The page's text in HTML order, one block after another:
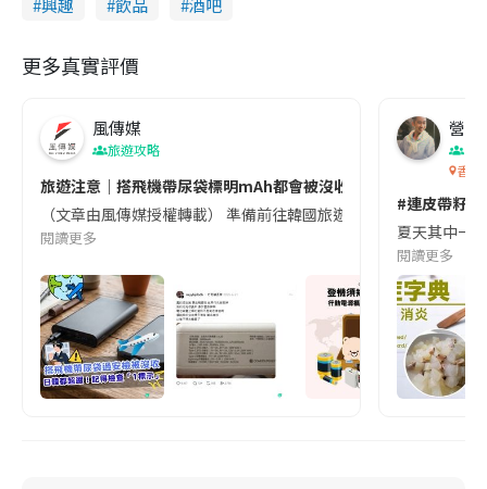
興趣 飲品 酒吧
更多真實評價
風傳媒
旅遊攻略
旅遊注意｜搭飛機帶尿袋標明mAh都會被沒收😱出發前切記檢查
（文章由風傳媒授權轉載） 準備前往韓國旅遊的民眾，近期要
閱讀更多
營養
香港
#連皮帶籽
夏天其中一
閱讀更多